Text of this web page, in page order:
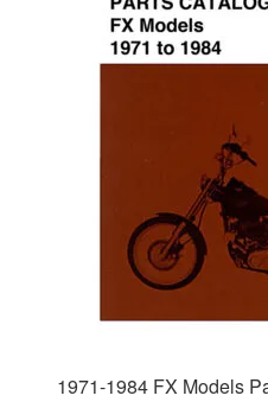
1971-1984 FX Models